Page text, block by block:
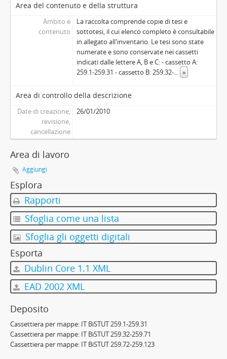
Area del contenuto e della struttura
Ambito e
contenuto
La raccolta comprende copie di tesi e
sottotesi, il cui elenco completo è consultabile
in allegato all'inventario. Le tesi sono state
numerate e sono conservate nei cassetti
indicati dalle lettere A, B e C: - cassetto A:
259.1-259.31 - cassetto B: 259.32-... »
Area di controllo della descrizione
Date di creazione,
revisione,
cancellazione
26/01/2010
Area di lavoro
Aggiungi
Esplora
Rapporti
Sfoglia come una lista
Sfoglia gli oggetti digitali
Esporta
Dublin Core 1.1 XML
EAD 2002 XML
Deposito
Cassettiera per mappe: IT BiSTUT 259.1-259.31
Cassettiera per mappe: IT BiSTUT 259.32-259.71
Cassettiera per mappe: IT BiSTUT 259.72-259.123